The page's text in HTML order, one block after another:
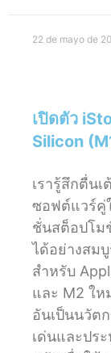
22 de mayo de
เปิดตัว
Silicon
เรารู้สึกตื่น
ซอฟต์แวร์คู่
ชั่นสต็อปโม
ได้อย่างสม
สำหรับ
และ M2 ให
อันเป็นนวัต
เด่นและปร